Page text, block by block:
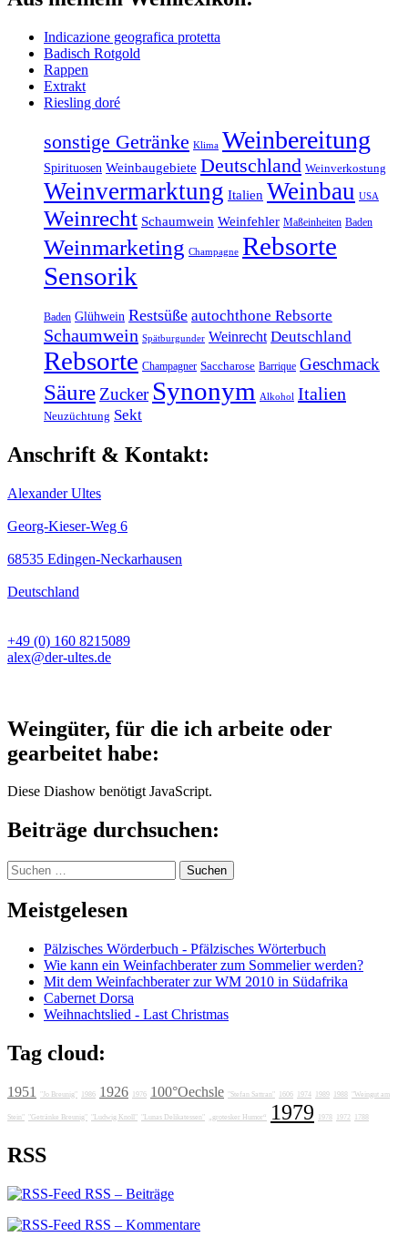
Indicazione geografica protetta
Badisch Rotgold
Rappen
Extrakt
Riesling doré
sonstige Getränke Klima Weinbereitung
Spirituosen Weinbaugebiete Deutschland Weinverkostung
Weinvermarktung Italien Weinbau USA
Weinrecht Schaumwein Weinfehler Maßeinheiten Baden
Weinmarketing Champagne Rebsorte
Sensorik
Baden Glühwein Restsüße autochthone Rebsorte
Schaumwein Spätburgunder Weinrecht Deutschland
Rebsorte Champagner Saccharose Barrique Geschmack
Säure Zucker Synonym Alkohol Italien
Neuzüchtung Sekt
Anschrift & Kontakt:
Alexander Ultes
Georg-Kieser-Weg 6
68535 Edingen-Neckarhausen
Deutschland
+49 (0) 160 8215089
alex@der-ultes.de
Weingüter, für die ich arbeite oder
gearbeitet habe:
Diese Diashow benötigt JavaScript.
Beiträge durchsuchen:
Suchen
nach:
Meistgelesen
Pälzisches Wörderbuch - Pfälzisches Wörterbuch
Wie kann ein Weinfachberater zum Sommelier werden?
Mit dem Weinfachberater zur WM 2010 in Südafrika
Cabernet Dorsa
Weihnachtslied - Last Christmas
Tag cloud:
1951 "Jo Breunig" 1986 1926 1976 100°Oechsle "Stefan Sattran" 1606 1974 1989 1988 "Weingut am
Stein" "Getränke Breunig" "Ludwig Knoll" "Lunas Delikatessen" „grotesker Humor“ 1979 1978 1972 1788
RSS
RSS – Beiträge
RSS – Kommentare